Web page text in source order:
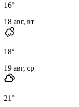
16°
18 авг, вт
18°
19 авг, ср
21°